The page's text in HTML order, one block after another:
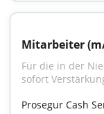
Mitarbeiter
Für die in der
sofort
Prosegur Cash